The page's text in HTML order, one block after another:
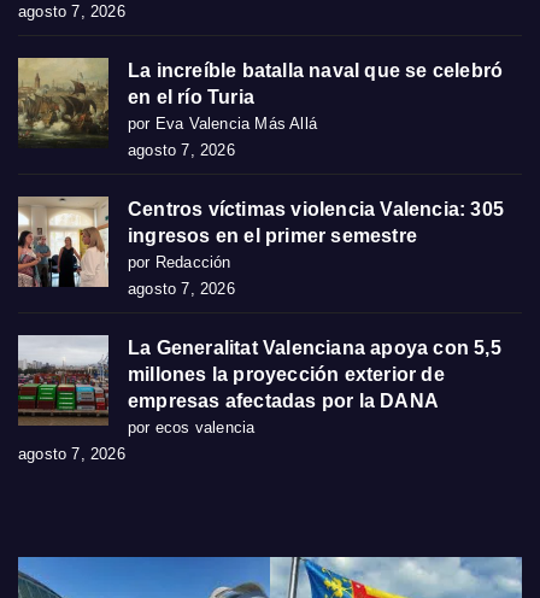
agosto 7, 2026
La increíble batalla naval que se celebró
en el río Turia
por Eva Valencia Más Allá
agosto 7, 2026
Centros víctimas violencia Valencia: 305
ingresos en el primer semestre
por Redacción
agosto 7, 2026
La Generalitat Valenciana apoya con 5,5
millones la proyección exterior de
empresas afectadas por la DANA
por ecos valencia
agosto 7, 2026